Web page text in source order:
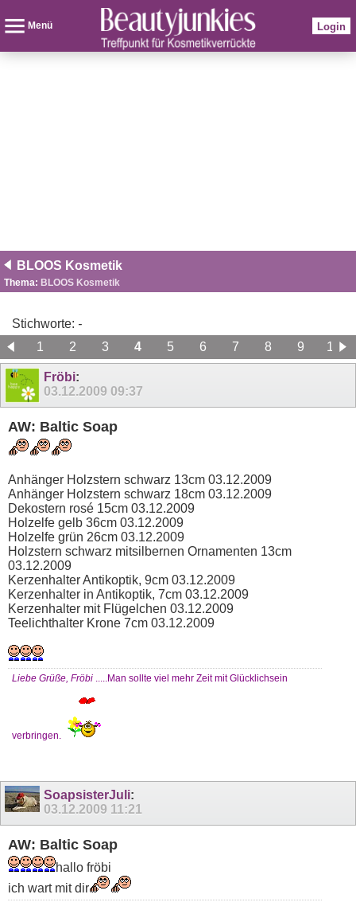
Menü Login
BLOOS Kosmetik
Thema: BLOOS Kosmetik
Stichworte: -
1
2 3 4 5 6 7 8 9
10
11
12
Fröbi:
03.12.2009 09:37
AW: Baltic Soap
Anhänger Holzstern schwarz 13cm 03.12.2009
Anhänger Holzstern schwarz 18cm 03.12.2009
Dekostern rosé 15cm 03.12.2009
Holzelfe gelb 36cm 03.12.2009
Holzelfe grün 26cm 03.12.2009
Holzstern schwarz mitsilbernen Ornamenten 13cm
03.12.2009
Kerzenhalter Antikoptik, 9cm 03.12.2009
Kerzenhalter in Antikoptik, 7cm 03.12.2009
Kerzenhalter mit Flügelchen 03.12.2009
Teelichthalter Krone 7cm 03.12.2009
Liebe Grüße, Fröbi .....Man sollte viel mehr Zeit mit Glücklichsein
verbringen.
SoapsisterJuli:
03.12.2009 11:21
AW: Baltic Soap
hallo fröbi
ich wart mit dir